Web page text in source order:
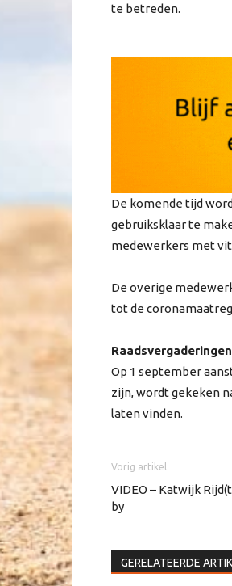
te betreden.
De komende tijd
gebruiksklaar te
medewerkers met
De overige
tot de
Raadsvergaderingen
Op 1 september
zijn, wordt gekeken
laten vinden.
Vorig artikel
VIDEO – Katwijk
by
GERELATEERDE